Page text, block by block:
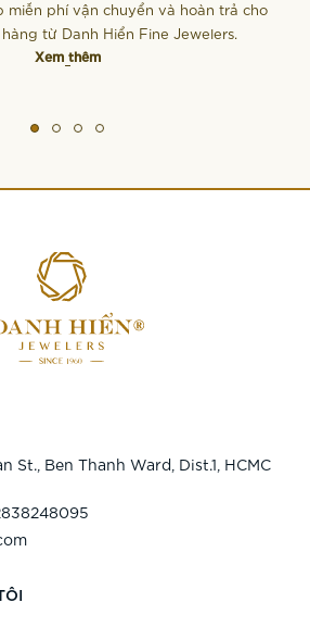
miễn phí vận chuyển và hoàn trả cho
từ Danh Hiển Fine Jewelers.
Xem thêm
St., Ben Thanh Ward, Dist.1, HCMC